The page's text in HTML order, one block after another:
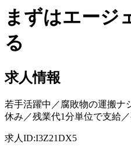
まずはエージ
る
求人情報
若手活躍中／腐敗物の運搬ナ
休み／残業代1分単位で支給
求人ID:I3Z21DX5